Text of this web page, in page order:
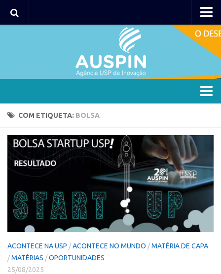
Polos
Polo Capital
Polo Lorena
Polo Ribeirão Preto
Polo São Carlos
Bolsa 2025
Startup USP
Conexão USP
Conexão Inter-USP
Leis e Normas
Agency
Institucional
Coordenação
Polo Capital
Polo Lorena
Polo Ribeirão Preto
Polo São Carlos
Programas
COM ETIQUETA: BOLSA
ACONTECE NA USP /ACONTECE NO MUNDO /MATÉRIA DE CAPA
/MATÉRIAS /OPORTUNIDADES
25/08/2025